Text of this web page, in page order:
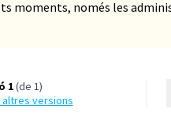
moments, només les
1(de 1)
altres versions